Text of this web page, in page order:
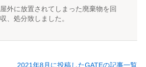
屋外に放置されてしまった廃棄物を回
収、処分致しました。
2021年8月に投稿したGATEの記事一覧